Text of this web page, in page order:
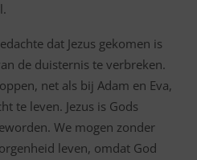
dat Jezus gekomen is
de duisternis te verbreken.
net als bij Adam en Eva,
te leven. Jezus is Gods
We mogen zonder
leven, omdat God